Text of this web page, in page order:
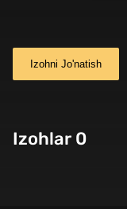
Izohni Jo'natish
Izohlar 0